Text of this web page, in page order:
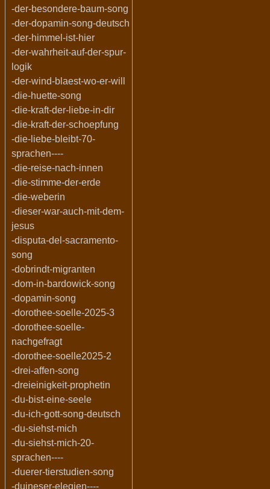
-der-besondere-baum-song
-der-dopamin-song-deutsch
-der-himmel-ist-hier
-der-wahrheit-auf-der-spur-
logik
-der-wind-blaest-wo-er-will
-die-huette-song
-die-kraft-der-liebe-in-dir
-die-kraft-der-schoepfung
-die-liebe-bleibt-70-
sprachen----
-die-reise-nach-innen
-die-stimme-der-erde
-die-weberin
-dieser-war-auch-mit-dem-
jesus
-disputa-del-sacramento-
song
-dobrindt-migranten
-dom-in-bardowick-song
-dopamin-song
-dorothee-soelle-2025-3
-dorothee-soelle-
nachgefragt
-dorothee-soelle2025-2
-drei-affen-song
-dreieinigkeit-prophetin
-du-bist-eine-seele
-du-ich-gott-song-deutsch
-du-siehst-mich
-du-siehst-mich-20-
sprachen----
-duerer-tierstudien-song
-duineser-elegien----